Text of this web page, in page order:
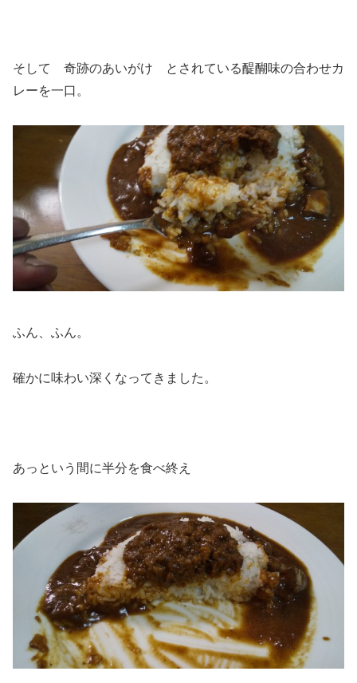
そして 奇跡のあいがけ とされている醍醐味の合わせカ
レーを一口。
ふん、ふん。
確かに味わい深くなってきました。
あっという間に半分を食べ終え